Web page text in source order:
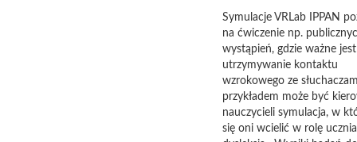
Symulacje VRLab IPPAN
na ćwiczenie np.
wystąpień, gdzie ważne jest
utrzymywanie kontaktu
wzrokowego ze
przykładem może być
nauczycieli symulacja, w
się oni wcielić w rolę